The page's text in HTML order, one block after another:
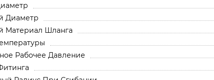
Диаметр
Материал Шланга
Рабочее Давление